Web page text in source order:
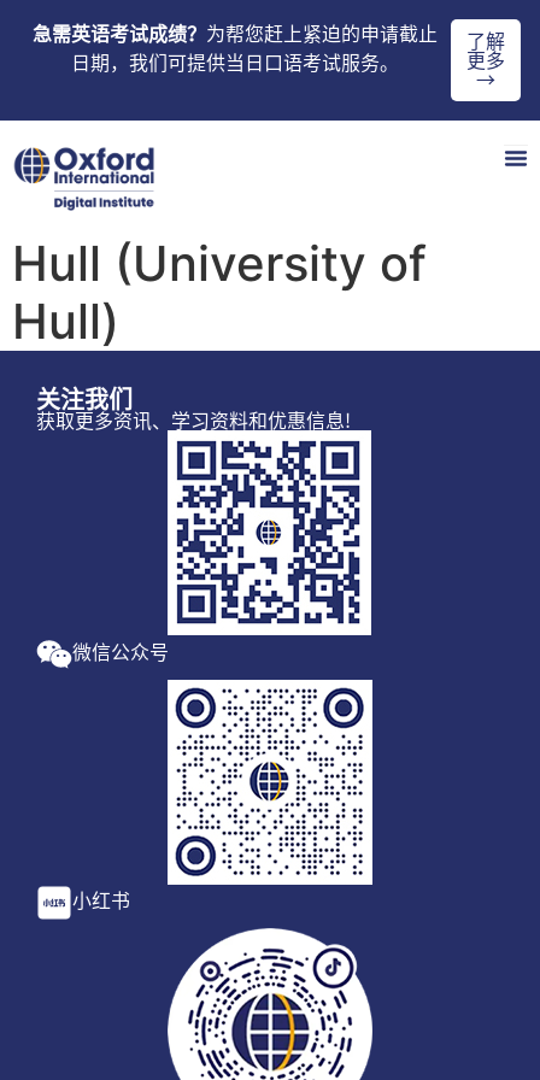
急需英语考试成绩？ 为帮您赶上紧迫的申请截止
日期，我们可提供当日口语考试服务。
了解
更多
→
Hull (University of
Hull)
关注我们
获取更多资讯、学习资料和优惠信息!
微信公众号
小红书